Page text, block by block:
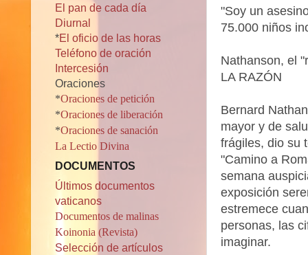
"Soy un
75.000 niños
Nathanson, el
LA RAZÓN
Bernard
mayor y de
frágiles, dio su
"Camino a
semana
exposición
estremece
personas, las
imaginar.
El pan de cada día
Diurnal
*El oficio de las horas
Teléfono de oración
Intercesión
Oraciones
*Oraciones de petición
*Oraciones de liberación
*Oraciones de sanación
La Lectio Divina
DOCUMENTOS
Últimos documentos
vaticanos
Documentos de malinas
Koinonia (Revista)
Selección de artículos